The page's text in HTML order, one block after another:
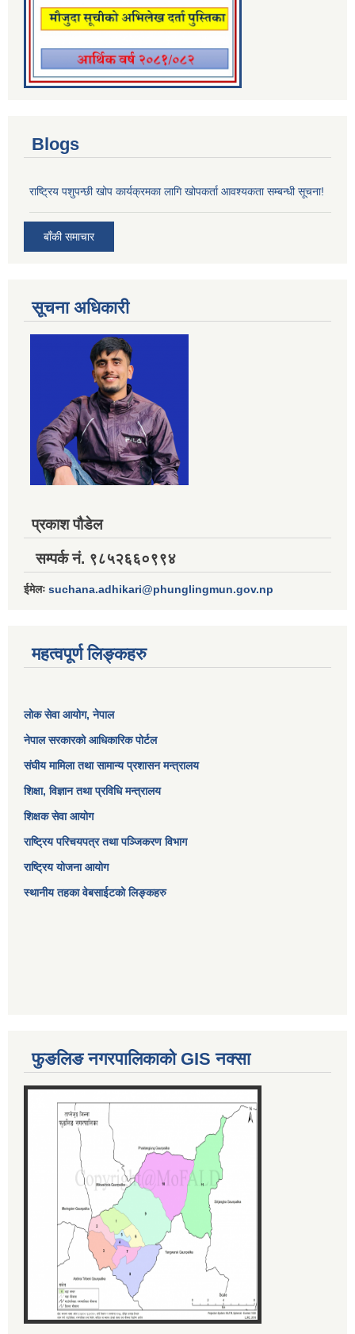
Blogs
राष्ट्रिय पशुपन्छी खोप कार्यक्रमका लागि खोपकर्ता आवश्यकता सम्बन्धी सूचना!
बाँकी समाचार
सूचना अधिकारी
प्रकाश पौडेल
सम्पर्क नं. ९८५२६६०९९४
ईमेलः suchana.adhikari@phunglingmun.gov.np
महत्वपूर्ण लिङ्कहरु
लोक सेवा आयोग, नेपाल
नेपाल सरकारको आधिकारिक पोर्टल
संघीय मामिला तथा सामान्य प्रशासन मन्त्रालय
शिक्षा, विज्ञान तथा प्रविधि मन्त्रालय
शिक्षक सेवा आयोग
राष्ट्रिय परिचयपत्र तथा पञ्जिकरण विभाग
राष्ट्रिय योजना आयोग
स्थानीय तहका वेबसाईटको लिङ्कहरु
फुङलिङ नगरपालिकाको GIS नक्सा